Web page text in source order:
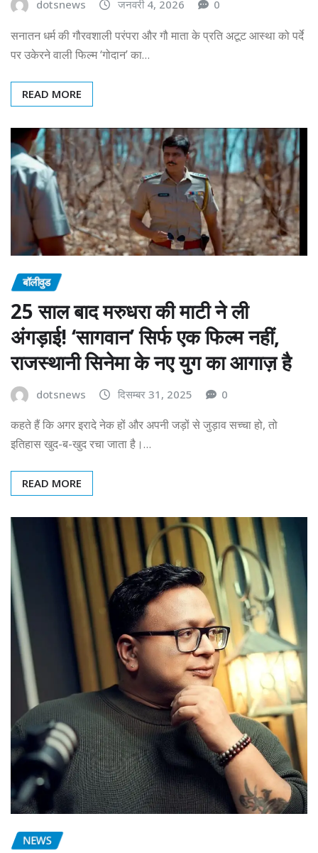
dotsnews जनवरी 4, 2026 0
सनातन धर्म की गौरवशाली परंपरा और गौ माता के प्रति अटूट आस्था को पर्दे
पर उकेरने वाली फिल्म ‘गोदान’ का…
READ MORE
बॉलीवुड
25 साल बाद मरुधरा की माटी ने ली
अंगड़ाई! ‘सागवान’ सिर्फ एक फिल्म नहीं,
राजस्थानी सिनेमा के नए युग का आगाज़ है
dotsnews दिसम्बर 31, 2025 0
कहते हैं कि अगर इरादे नेक हों और अपनी जड़ों से जुड़ाव सच्चा हो, तो
इतिहास खुद-ब-खुद रचा जाता है।…
READ MORE
NEWS